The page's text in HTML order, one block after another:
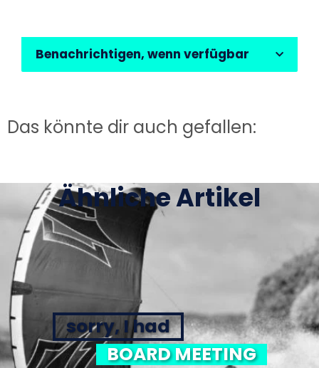
Benachrichtigen, wenn verfügbar
Das könnte dir auch gefallen:
Ähnliche Artikel
sorry, I had
BOARD MEETING